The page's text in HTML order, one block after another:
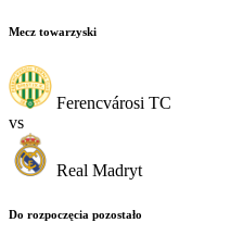
Mecz towarzyski
Ferencvárosi TC
vs
Real Madryt
Do rozpoczęcia pozostało